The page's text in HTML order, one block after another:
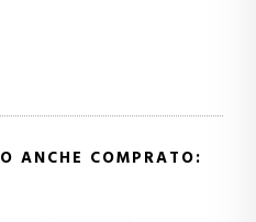
ANCHE COMPRATO: